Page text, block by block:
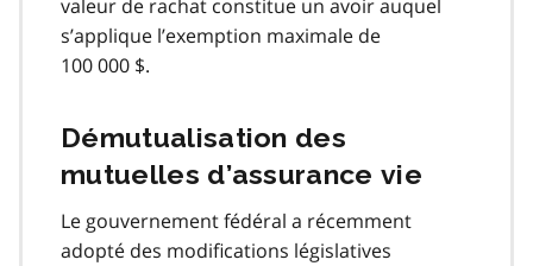
valeur de rachat constitue un avoir auquel
s’applique l’exemption maximale de
100 000 $.
Démutualisation des
mutuelles d’assurance vie
Le gouvernement fédéral a récemment
adopté des modifications législatives